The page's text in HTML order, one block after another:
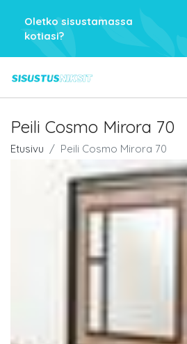
Oletko sisustamassa
kotiasi?
Peili Cosmo Mirora 70
Etusivu Peili Cosmo Mirora 70